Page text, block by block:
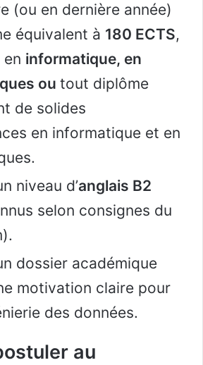
(ou en dernière année)
équivalent à 180 ECTS,
en informatique, en
ou tout diplôme
de solides
en informatique et en
niveau d’anglais B2
selon consignes du
dossier académique
motivation claire pour
des données.
au